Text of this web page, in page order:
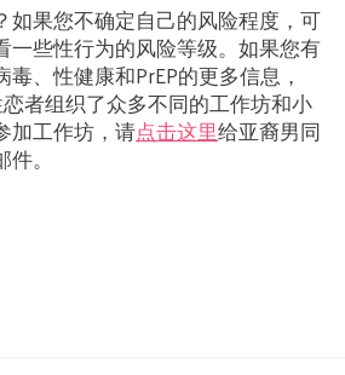
如果您不确定自己的风险程度，可
一些性行为的风险等级。如果您有
、性健康和PrEP的更多信息，
者组织了众多不同的工作坊和小
加工作坊，请点击这里给亚裔男同
。